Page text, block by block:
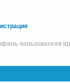
пользователя